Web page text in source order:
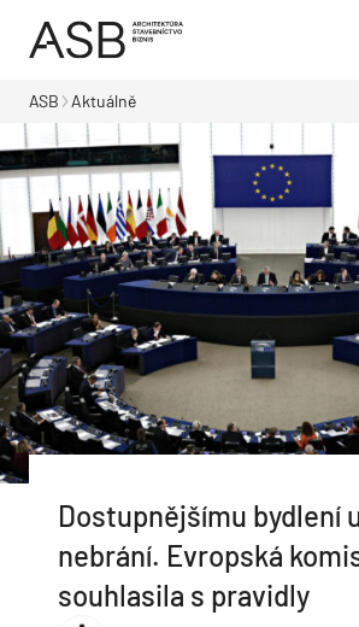
ASB Aktuálně
Dostupnějšímu bydlení
nebrání. Evropská
souhlasila s pravidly